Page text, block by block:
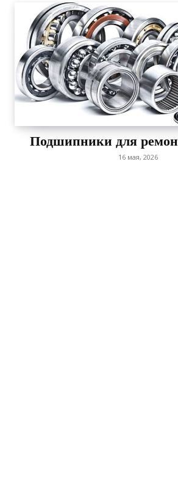
Подшипники для
16 мая, 2026